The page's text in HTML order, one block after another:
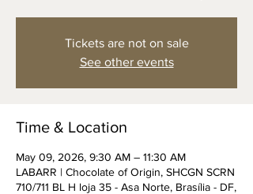
Tickets are not on sale
See other events
Time & Location
May 09, 2026, 9:30 AM – 11:30 AM
LABARR | Chocolate of Origin, SHCGN SCRN
710/711 BL H loja 35 - Asa Norte, Brasília - DF,